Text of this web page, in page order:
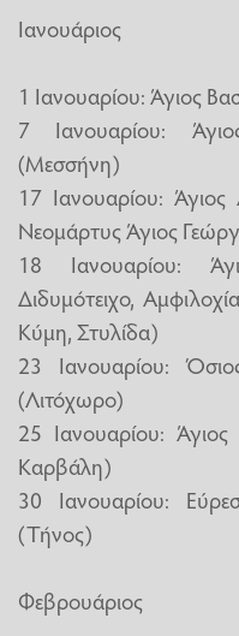
Ιανουάριος
1 Ιανουαρίου: Άγιος
7 Ιανουαρίου:
(Μεσσήνη)
17 Ιανουαρίου: Άγιος
Νεομάρτυς Άγιος
18 Ιανουαρίου:
Διδυμότειχο,
Κύμη, Στυλίδα)
23 Ιανουαρίου:
(Λιτόχωρο)
25 Ιανουαρίου:
Καρβάλη)
30 Ιανουαρίου:
(Τήνος)
Φεβρουάριος